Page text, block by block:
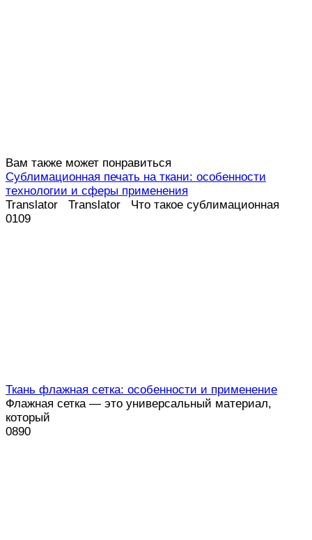
Вам также может понравиться
Сублимационная печать на ткани: особенности
технологии и сферы применения
Translator Translator Что такое сублимационная
0109
Ткань флажная сетка: особенности и применение
Флажная сетка — это универсальный материал,
который
0890